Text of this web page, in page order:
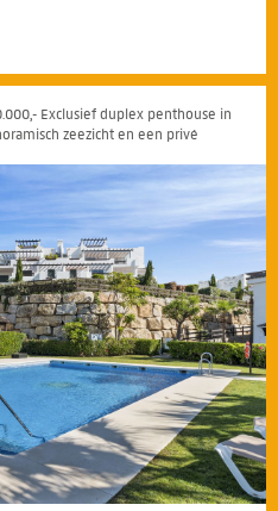
Exclusief duplex penthouse in
zeezicht en een privé